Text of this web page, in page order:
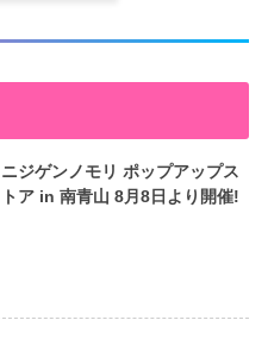
ニジゲンノモリ ポップアップス
トア in 南青山 8月8日より開催!